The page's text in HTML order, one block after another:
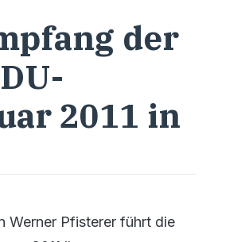
der
2011 in
Werner Pfisterer führt die